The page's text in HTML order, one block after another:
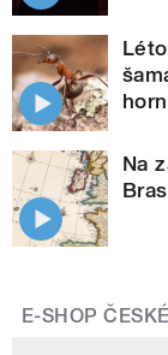
Na
E-SHOP